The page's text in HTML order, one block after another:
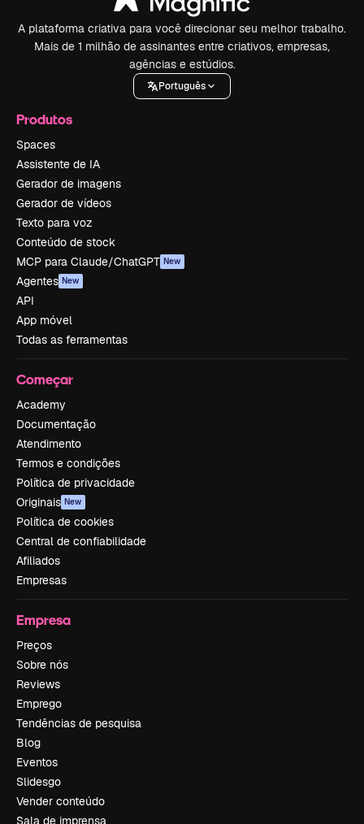
A plataforma criativa para você direcionar seu melhor trabalho.
Mais de 1 milhão de assinantes entre criativos, empresas,
agências e estúdios.
Português
Produtos
Spaces
Assistente de IA
Gerador de imagens
Gerador de vídeos
Texto para voz
Conteúdo de stock
MCP para Claude/ChatGPT New
Agentes New
API
App móvel
Todas as ferramentas
Começar
Academy
Documentação
Atendimento
Termos e condições
Política de privacidade
Originais New
Política de cookies
Central de confiabilidade
Afiliados
Empresas
Empresa
Preços
Sobre nós
Reviews
Emprego
Tendências de pesquisa
Blog
Eventos
Slidesgo
Vender conteúdo
Sala de imprensa